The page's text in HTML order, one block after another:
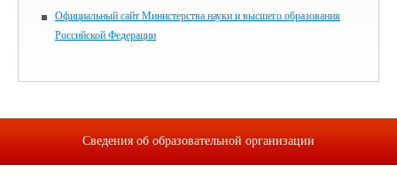
Официальный сайт Министерства науки и высшего образования
Российской Федерации
Сведения об образовательной организации